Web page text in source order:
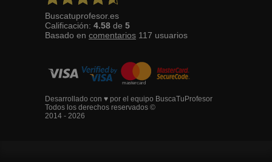
Buscatuprofesor.es
Calificación: 4.58 de 5
Basado en comentarios 117 usuarios
Desarrollado con ♥ por el equipo BuscaTuProfesor
Todos los derechos reservados ©
2014 - 2026